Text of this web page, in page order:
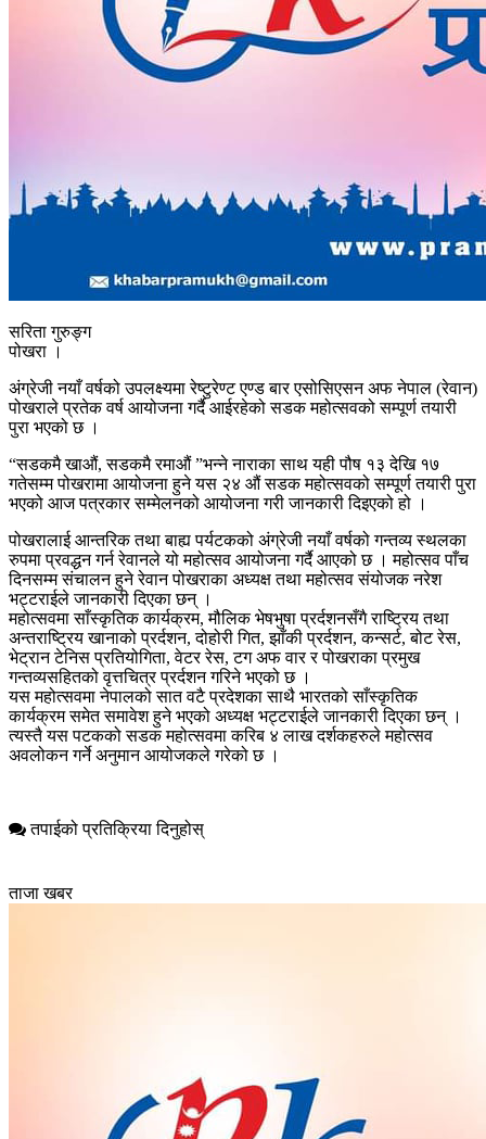
सरिता गुरुङ्ग
पोखरा ।
अंग्रेजी नयाँ वर्षको उपलक्ष्यमा रेष्टुरेण्ट एण्ड बार एसोसिएसन अफ नेपाल (रेवान)
पोखराले प्रतेक वर्ष आयोजना गर्दै आईरहेको सडक महोत्सवको सम्पूर्ण तयारी
पुरा भएको छ ।
“सडकमै खाऔं, सडकमै रमाऔं ”भन्ने नाराका साथ यही पौष १३ देखि १७
गतेसम्म पोखरामा आयोजना हुने यस २४ औं सडक महोत्सवको सम्पूर्ण तयारी पुरा
भएको आज पत्रकार सम्मेलनको आयोजना गरी जानकारी दिइएको हो ।
पोखरालाई आन्तरिक तथा बाह्य पर्यटकको अंग्रेजी नयाँ वर्षको गन्तव्य स्थलका
रुपमा प्रवद्धन गर्न रेवानले यो महोत्सव आयोजना गर्दै आएको छ । महोत्सव पाँच
दिनसम्म संचालन हुने रेवान पोखराका अध्यक्ष तथा महोत्सव संयोजक नरेश
भट्टराईले जानकारी दिएका छन् ।
महोत्सवमा साँस्कृतिक कार्यक्रम, मौलिक भेषभुषा प्रर्दशनसँगै राष्ट्रिय तथा
अन्तराष्ट्रिय खानाको प्रर्दशन, दोहोरी गित, झाँकी प्रर्दशन, कन्सर्ट, बोट रेस,
भेट्रान टेनिस प्रतियोगिता, वेटर रेस, टग अफ वार र पोखराका प्रमुख
गन्तव्यसहितको वृत्तचित्र प्रर्दशन गरिने भएको छ ।
यस महोत्सवमा नेपालको सात वटै प्रदेशका साथै भारतको साँस्कृतिक
कार्यक्रम समेत समावेश हुने भएको अध्यक्ष भट्टराईले जानकारी दिएका छन् ।
त्यस्तै यस पटकको सडक महोत्सवमा करिब ४ लाख दर्शकहरुले महोत्सव
अवलोकन गर्ने अनुमान आयोजकले गरेको छ ।
तपाईको प्रतिक्रिया दिनुहोस्
ताजा खबर